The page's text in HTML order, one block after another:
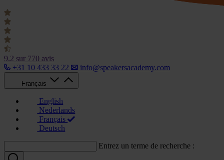
9.2 sur 770 avis
+31 10 433 33 22
info@speakersacademy.com
Français
English
Nederlands
Français
Deutsch
Entrez un terme de recherche :